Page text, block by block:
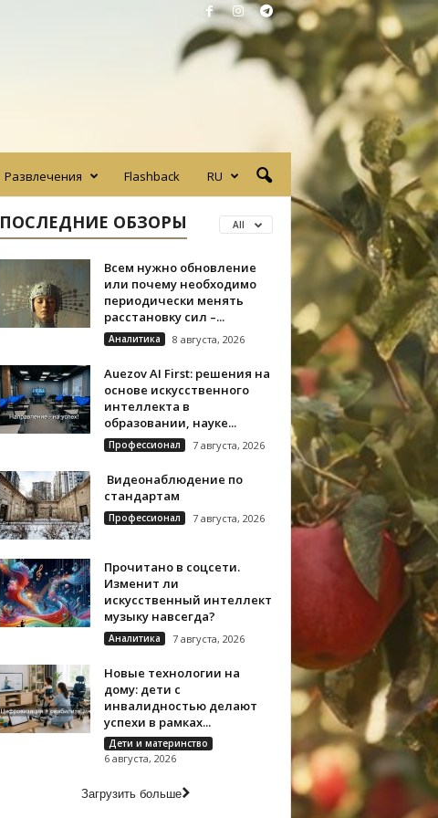
Развлечения Flashback RU
ПОСЛЕДНИЕ ОБЗОРЫ All
Всем нужно обновление
или почему необходимо
периодически менять
расстановку сил –...
Аналитика 8 августа, 2026
Auezov AI First: решения на
основе искусственного
интеллекта в
образовании, науке...
Профессионал 7 августа, 2026
Видеонаблюдение по
стандартам
Профессионал 7 августа, 2026
Прочитано в соцсети.
Изменит ли
искусственный интеллект
музыку навсегда?
Аналитика 7 августа, 2026
Новые технологии на
дому: дети с
инвалидностью делают
успехи в рамках...
Дети и материнство
6 августа, 2026
Загрузить больше